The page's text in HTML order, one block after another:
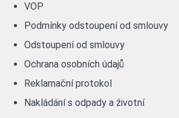
VOP
Podmínky odstoupení od smlouvy
Odstoupení od smlouvy
Ochrana osobních údajů
Reklamační protokol
Nakládání s odpady a životní